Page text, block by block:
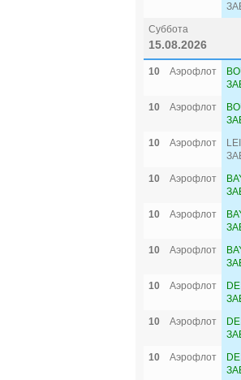
Суббота
15.08.2026
10 Аэрофлот
10
Аэрофлот
10
Аэрофлот
10
Аэрофлот
10
Аэрофлот
10
Аэрофлот
10
Аэрофлот
10
Аэрофлот
10
Аэрофлот